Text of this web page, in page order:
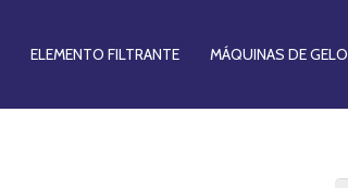
ELEMENTO FILTRANTE MÁQUINAS DE GELO